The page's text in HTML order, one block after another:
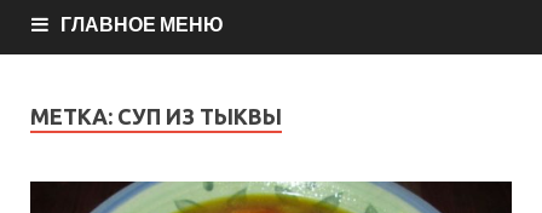
ГЛАВНОЕ МЕНЮ
МЕТКА: СУП ИЗ ТЫКВЫ